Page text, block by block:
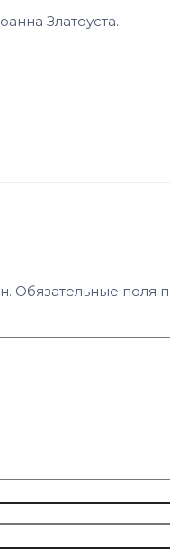
Златоуста.
Обязательные поля